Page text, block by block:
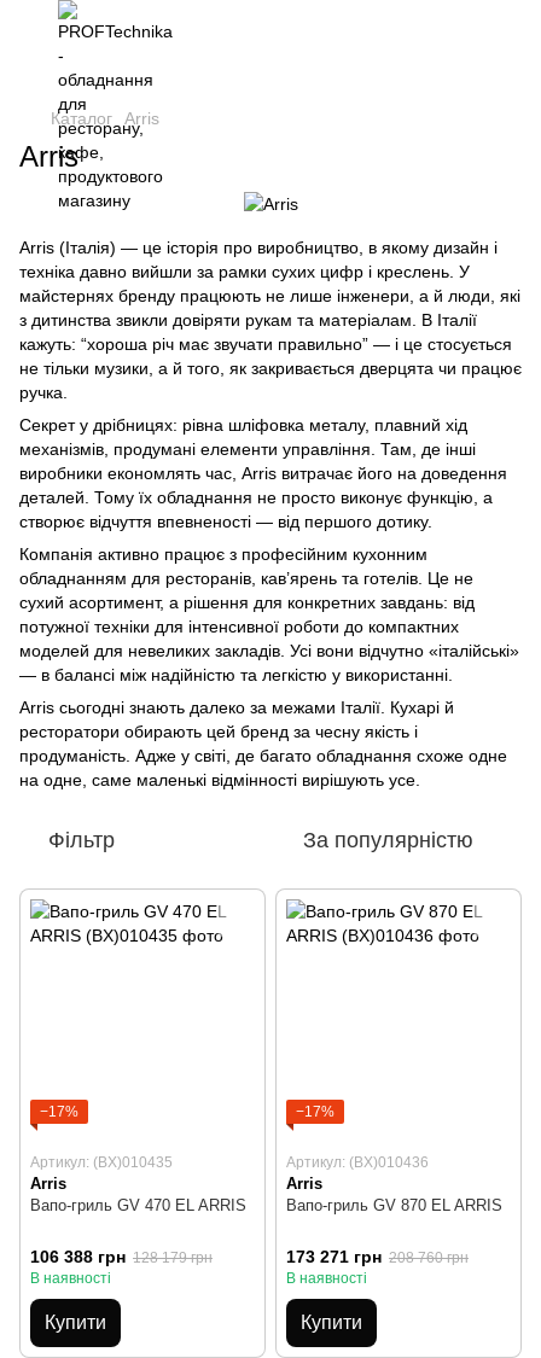
Каталог Arris
Arris
Arris (Італія) — це історія про виробництво, в якому дизайн і
техніка давно вийшли за рамки сухих цифр і креслень. У
майстернях бренду працюють не лише інженери, а й люди, які
з дитинства звикли довіряти рукам та матеріалам. В Італії
кажуть: “хороша річ має звучати правильно” — і це стосується
не тільки музики, а й того, як закривається дверцята чи працює
ручка.
Секрет у дрібницях: рівна шліфовка металу, плавний хід
механізмів, продумані елементи управління. Там, де інші
виробники економлять час, Arris витрачає його на доведення
деталей. Тому їх обладнання не просто виконує функцію, а
створює відчуття впевненості — від першого дотику.
Компанія активно працює з професійним кухонним
обладнанням для ресторанів, кав’ярень та готелів. Це не
сухий асортимент, а рішення для конкретних завдань: від
потужної техніки для інтенсивної роботи до компактних
моделей для невеликих закладів. Усі вони відчутно «італійські»
— в балансі між надійністю та легкістю у використанні.
Arris сьогодні знають далеко за межами Італії. Кухарі й
ресторатори обирають цей бренд за чесну якість і
продуманість. Адже у світі, де багато обладнання схоже одне
на одне, саме маленькі відмінності вирішують усе.
Фільтр За популярністю
−17%
Артикул: (BX)010435
Arris
Вапо-гриль GV 470 EL ARRIS
106 388 грн 128 179 грн
В наявності
Купити
−17%
Артикул: (BX)010436
Arris
Вапо-гриль GV 870 EL ARRIS
173 271 грн 208 760 грн
В наявності
Купити